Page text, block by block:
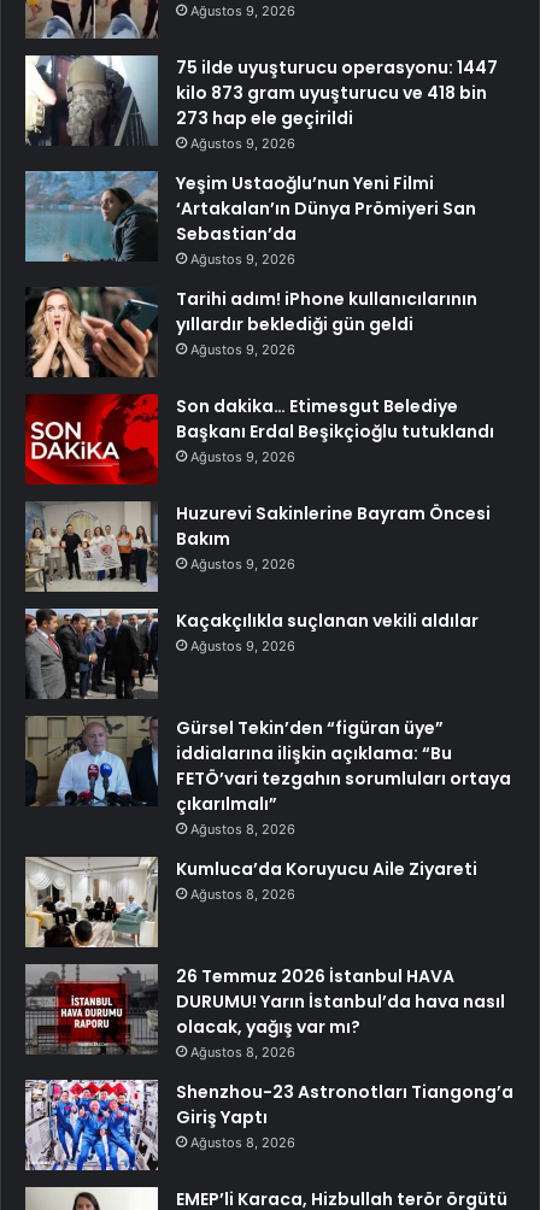
Ağustos 9, 2026
75 ilde uyuşturucu operasyonu: 1447
kilo 873 gram uyuşturucu ve 418 bin
273 hap ele geçirildi
Ağustos 9, 2026
Yeşim Ustaoğlu’nun Yeni Filmi
‘Artakalan’ın Dünya Prömiyeri San
Sebastian’da
Ağustos 9, 2026
Tarihi adım! iPhone kullanıcılarının
yıllardır beklediği gün geldi
Ağustos 9, 2026
Son dakika… Etimesgut Belediye
Başkanı Erdal Beşikçioğlu tutuklandı
Ağustos 9, 2026
Huzurevi Sakinlerine Bayram Öncesi
Bakım
Ağustos 9, 2026
Kaçakçılıkla suçlanan vekili aldılar
Ağustos 9, 2026
Gürsel Tekin’den “figüran üye”
iddialarına ilişkin açıklama: “Bu
FETÖ’vari tezgahın sorumluları ortaya
çıkarılmalı”
Ağustos 8, 2026
Kumluca’da Koruyucu Aile Ziyareti
Ağustos 8, 2026
26 Temmuz 2026 İstanbul HAVA
DURUMU! Yarın İstanbul’da hava nasıl
olacak, yağış var mı?
Ağustos 8, 2026
Shenzhou-23 Astronotları Tiangong’a
Giriş Yaptı
Ağustos 8, 2026
EMEP’li Karaca, Hizbullah terör örgütü